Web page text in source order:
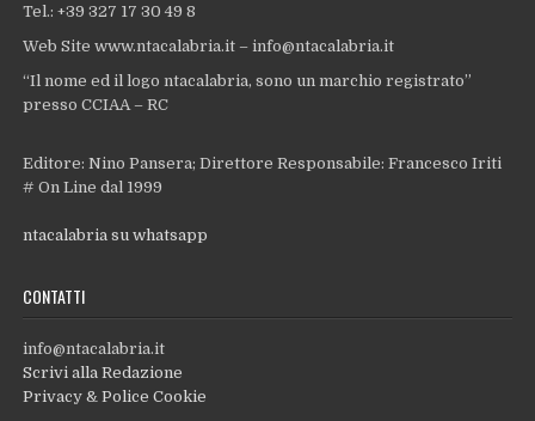
Tel.: +39 327 17 30 49 8
Web Site www.ntacalabria.it – info@ntacalabria.it
“Il nome ed il logo ntacalabria, sono un marchio registrato”
presso CCIAA – RC
Editore: Nino Pansera; Direttore Responsabile: Francesco Iriti
# On Line dal 1999
ntacalabria su whatsapp
CONTATTI
info@ntacalabria.it
Scrivi alla Redazione
Privacy & Police Cookie